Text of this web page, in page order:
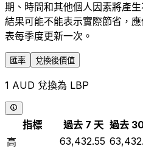
期、時間和其他個人因素將產
結果可能不能表示實際節省，
表每季度更新一次。
匯率 兌換後價值
1 AUD 兌換為 LBP
指標 過去 7 天 過去
高
63,432.55